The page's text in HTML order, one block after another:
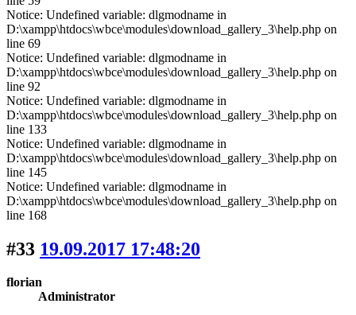
Notice: Undefined variable: dlgmodname in
D:\xampp\htdocs\wbce\modules\download_gallery_3\help.php on
line 69
Notice: Undefined variable: dlgmodname in
D:\xampp\htdocs\wbce\modules\download_gallery_3\help.php on
line 92
Notice: Undefined variable: dlgmodname in
D:\xampp\htdocs\wbce\modules\download_gallery_3\help.php on
line 133
Notice: Undefined variable: dlgmodname in
D:\xampp\htdocs\wbce\modules\download_gallery_3\help.php on
line 145
Notice: Undefined variable: dlgmodname in
D:\xampp\htdocs\wbce\modules\download_gallery_3\help.php on
line 168
#33 19.09.2017 17:48:20
florian
Administrator